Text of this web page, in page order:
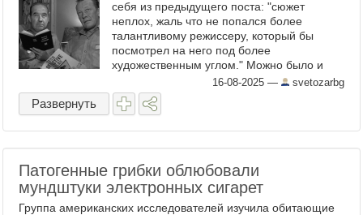
себя из предыдущего поста: "сюжет
неплох, жаль что не попался более
талантливому режиссеру, который бы
посмотрел на него под более
художественным углом." Можно было и
снять интереснее визуально, тем более
что локация( Royal Gorge Park) ...
16-08-2025 — svetozarbg
Развернуть
Патогенные грибки облюбовали
мундштуки электронных сигарет
Группа американских исследователей изучила обитающие